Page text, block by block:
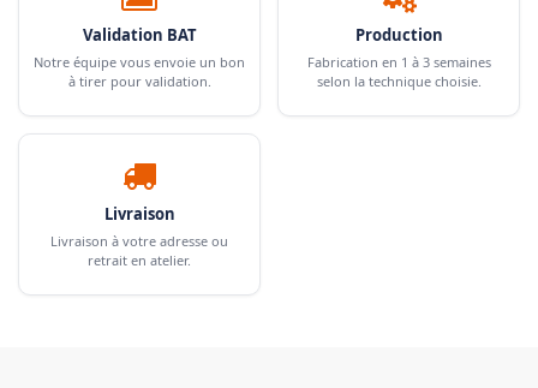
Validation BAT
Notre équipe vous envoie un bon
à tirer pour validation.
Production
Fabrication en 1 à 3 semaines
selon la technique choisie.
Livraison
Livraison à votre adresse ou
retrait en atelier.